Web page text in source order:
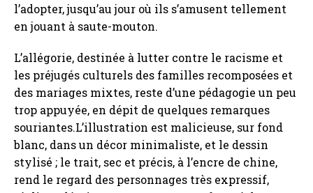
l’adopter, jusqu’au jour où ils s’amusent tellement
en jouant à saute-mouton.
L’allégorie, destinée à lutter contre le racisme et
les préjugés culturels des familles recomposées et
des mariages mixtes, reste d’une pédagogie un peu
trop appuyée, en dépit de quelques remarques
souriantes.L’illustration est malicieuse, sur fond
blanc, dans un décor minimaliste, et le dessin
stylisé ; le trait, sec et précis, à l’encre de chine,
rend le regard des personnages très expressif,